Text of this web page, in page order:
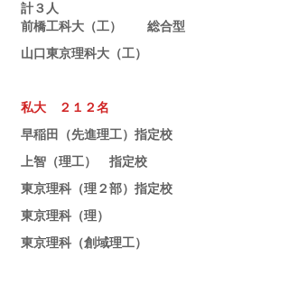
計３人
前橋工科大（工）　　総合型
山口東京理科大（工）
私大　２１２名
早稲田（先進理工）指定校
上智（理工）　指定校
東京理科（理２部）指定校
東京理科（理）
東京理科（創域理工）